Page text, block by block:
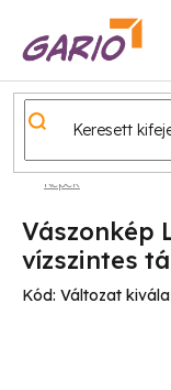
Képek
Vászonkép
vízszintes
Kód: Változat